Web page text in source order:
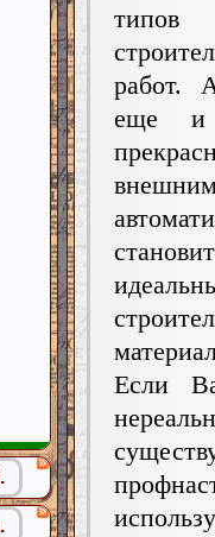
типов
работ.
еще и
Если